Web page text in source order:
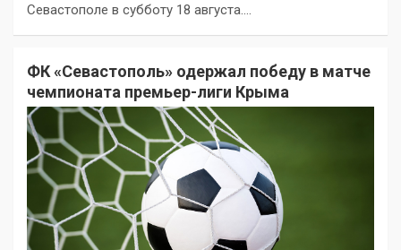
Севастополе в субботу 18 августа.…
ФК «Севастополь» одержал победу в матче
чемпионата премьер-лиги Крыма